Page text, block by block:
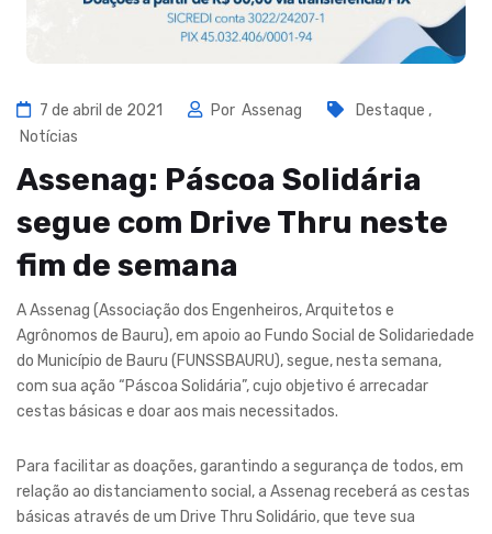
7 de abril de 2021 Por Assenag Destaque ,
Notícias
Assenag: Páscoa Solidária
segue com Drive Thru neste
fim de semana
A Assenag (Associação dos Engenheiros, Arquitetos e
Agrônomos de Bauru), em apoio ao Fundo Social de Solidariedade
do Município de Bauru (FUNSSBAURU), segue, nesta semana,
com sua ação “Páscoa Solidária”, cujo objetivo é arrecadar
cestas básicas e doar aos mais necessitados.
Para facilitar as doações, garantindo a segurança de todos, em
relação ao distanciamento social, a Assenag receberá as cestas
básicas através de um Drive Thru Solidário, que teve sua